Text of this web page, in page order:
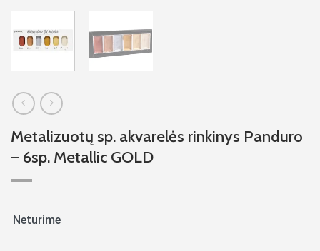
Metalizuotų sp. akvarelės rinkinys Panduro
– 6sp. Metallic GOLD
Neturime